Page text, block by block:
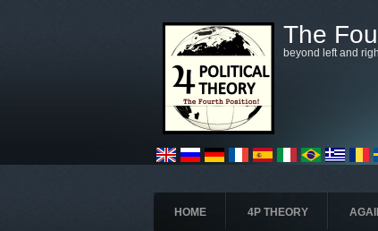
The
beyond left and
HOME 4P THEORY